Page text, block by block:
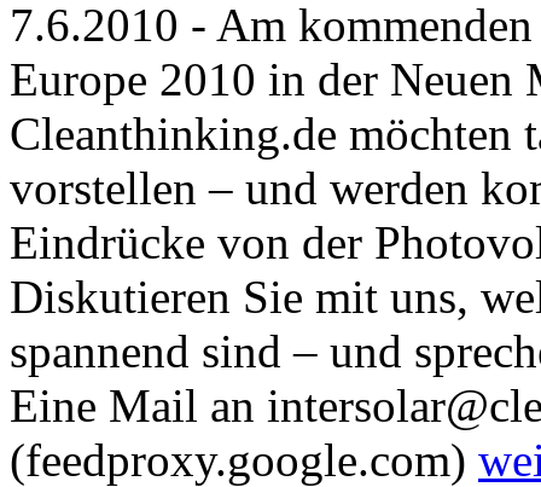
7.6.2010 - Am
Europe 2010 in der Neuen
Cleanthinking.de möchten
vorstellen – und werden
Eindrücke von der
Diskutieren Sie mit uns,
spannend sind – und
Eine Mail an
(feedproxy.google.com)